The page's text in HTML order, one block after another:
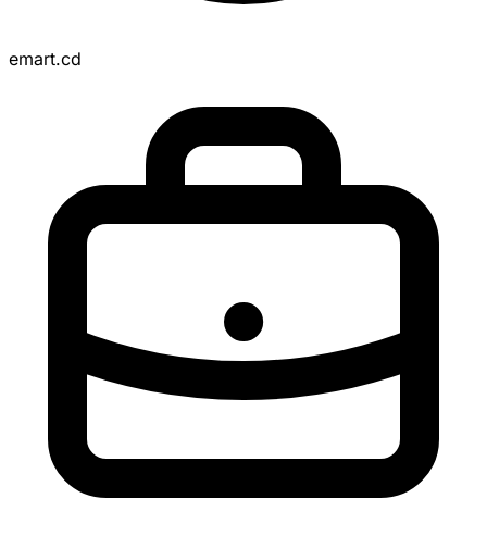
emart.cd